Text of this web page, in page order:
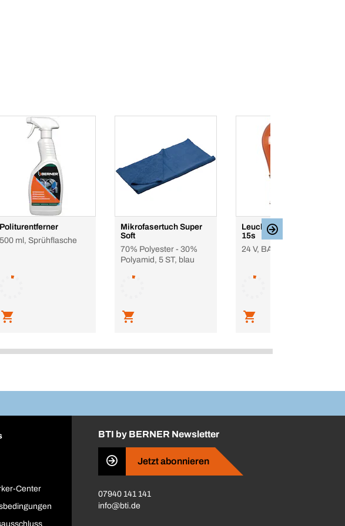
Politurentferner
500 ml, Sprühflasche
Mikrofasertuch Super
Soft
70% Polyester - 30%
Polyamid, 5 ST, blau
Leuchtmittel 24V BAU
15s
24 V, BAU 15s, orange
Center
BTI by BERNER Newsletter
Jetzt abonnieren
07940 141 141
info@bti.de